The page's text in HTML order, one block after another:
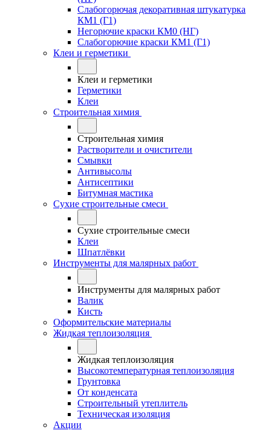
Слабогорючая декоративная штукатурка
КМ1 (Г1)
Негорючие краски КМ0 (НГ)
Слабогорючие краски КМ1 (Г1)
Клеи и герметики
Клеи и герметики
Герметики
Клеи
Строительная химия
Строительная химия
Растворители и очистители
Смывки
Антивысолы
Антисептики
Битумная мастика
Сухие строительные смеси
Сухие строительные смеси
Клеи
Шпатлёвки
Инструменты для малярных работ
Инструменты для малярных работ
Валик
Кисть
Оформительские материалы
Жидкая теплоизоляция
Жидкая теплоизоляция
Высокотемпературная теплоизоляция
Грунтовка
От конденсата
Строительный утеплитель
Техническая изоляция
Акции